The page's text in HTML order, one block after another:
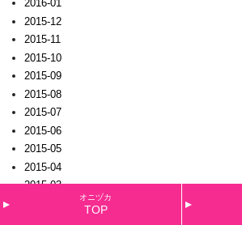
2016-01
2015-12
2015-11
2015-10
2015-09
2015-08
2015-07
2015-06
2015-05
2015-04
2015-03
オニヅカ
TOP